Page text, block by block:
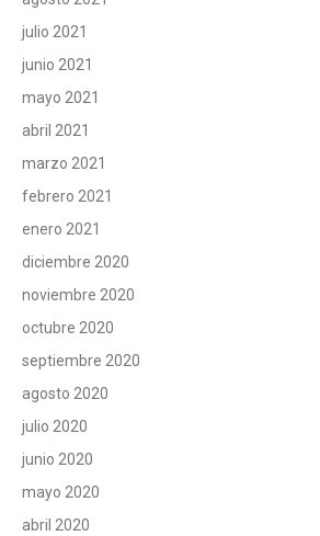
julio 2021
junio 2021
mayo 2021
abril 2021
marzo 2021
febrero 2021
enero 2021
diciembre 2020
noviembre 2020
octubre 2020
septiembre 2020
agosto 2020
julio 2020
junio 2020
mayo 2020
abril 2020